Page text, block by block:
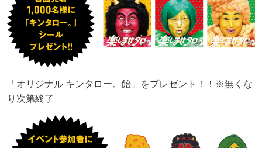
「オリジナル キンタロー。飴」をプレゼント！！※無くな
り次第終了